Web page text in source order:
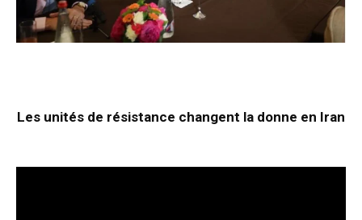
Les unités de résistance changent la donne en Iran